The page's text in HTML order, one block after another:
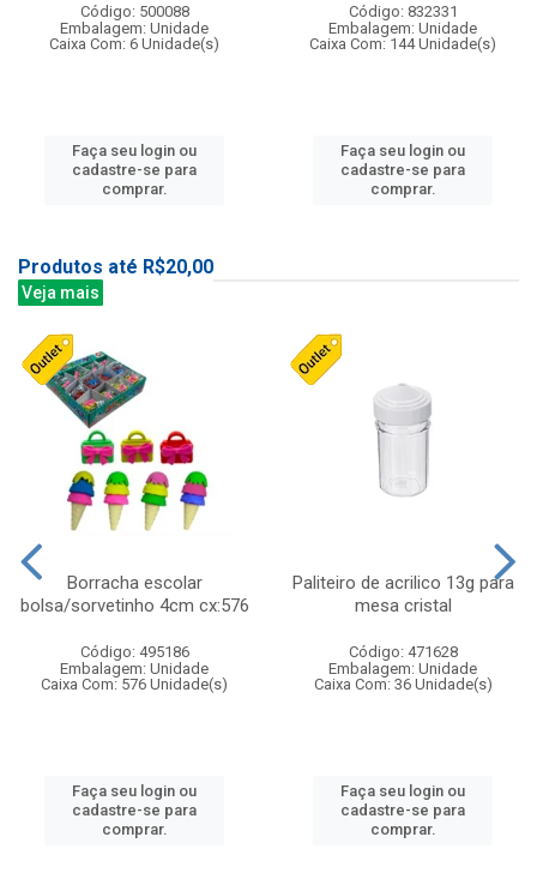
Código: 500088
Embalagem: Unidade
Caixa Com: 6 Unidade(s)
Faça seu login ou
cadastre-se para
comprar.
Código: 832331
Embalagem: Unidade
Caixa Com: 144 Unidade(s)
Faça seu login ou
cadastre-se para
comprar.
Produtos até R$20,00
Veja mais
Borracha escolar
bolsa/sorvetinho 4cm cx:576
Código: 495186
Embalagem: Unidade
Caixa Com: 576 Unidade(s)
Faça seu login ou
cadastre-se para
comprar.
Paliteiro de acrilico 13g para
mesa cristal
Código: 471628
Embalagem: Unidade
Caixa Com: 36 Unidade(s)
Faça seu login ou
cadastre-se para
comprar.